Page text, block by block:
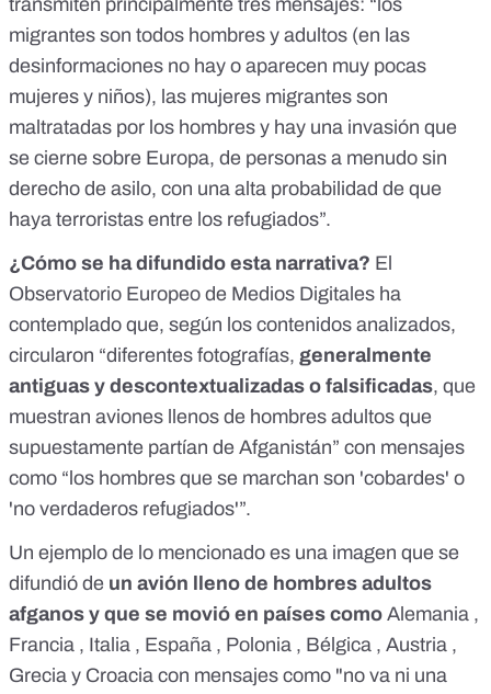
transmiten principalmente tres mensajes: “los
migrantes son todos hombres y adultos (en las
desinformaciones no hay o aparecen muy pocas
mujeres y niños), las mujeres migrantes son
maltratadas por los hombres y hay una invasión que
se cierne sobre Europa, de personas a menudo sin
derecho de asilo, con una alta probabilidad de que
haya terroristas entre los refugiados”.
¿Cómo se ha difundido esta narrativa? El
Observatorio Europeo de Medios Digitales ha
contemplado que, según los contenidos analizados,
circularon “diferentes fotografías, generalmente
antiguas y descontextualizadas o falsificadas, que
muestran aviones llenos de hombres adultos que
supuestamente partían de Afganistán” con mensajes
como “los hombres que se marchan son 'cobardes' o
'no verdaderos refugiados'”.
Un ejemplo de lo mencionado es una imagen que se
difundió de un avión lleno de hombres adultos
afganos y que se movió en países como Alemania ,
Francia , Italia , España , Polonia , Bélgica , Austria ,
Grecia y Croacia con mensajes como "no va ni una